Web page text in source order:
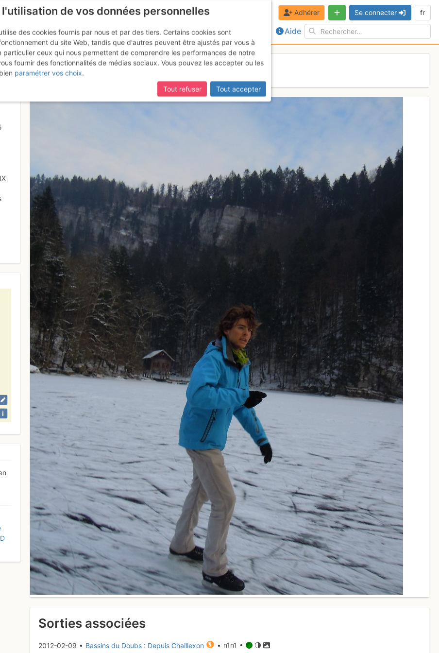
Aide
Adhérer Se connecter fr
i
Sorties associées
2012-02-09 • Bassins du Doubs : Depuis Chaillexon • n1n1 •
de vos données personnelles
des cookies fournis par nous et par des tiers. Certains cookies sont
du site Web, tandis que d'autres peuvent être ajustés par vous à
particulier ceux qui nous permettent de comprendre les performances de notre
fournir des fonctionnalités de médias sociaux. Vous pouvez les accepter ou les
paramétrer vos choix.
Tout refuser
Tout accepter